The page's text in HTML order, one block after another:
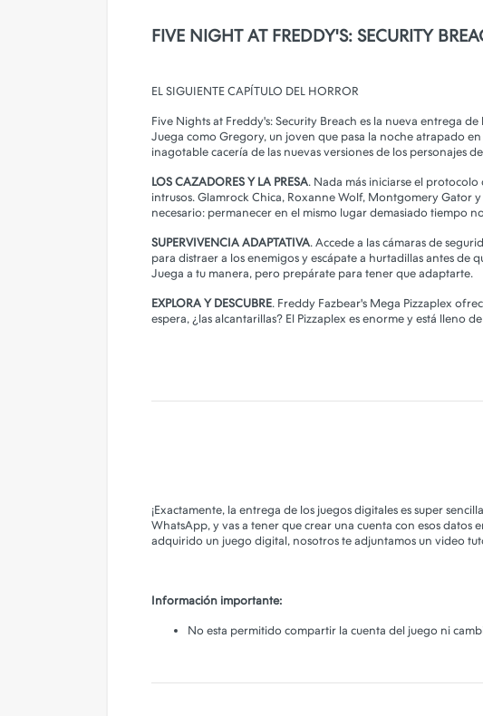
Iluminacion
Parlantes
PERSONALIZA TU FUNDA!
FIVE NIGHT AT FREDDY'S: SECURITY
EL SIGUIENTE CAPÍTULO DEL HORROR
Five Nights at Freddy's: Security Breach es la nueva entrega
Juega como Gregory, un joven que pasa la noche atrapado
inagotable cacería de las nuevas versiones de los personajes
LOS CAZADORES Y LA PRESA. Nada más iniciarse el
intrusos. Glamrock Chica, Roxanne Wolf, Montgomery Gator
necesario: permanecer en el mismo lugar demasiado tiempo
SUPERVIVENCIA ADAPTATIVA. Accede a las cámaras de
para distraer a los enemigos y escápate a hurtadillas antes de
Juega a tu manera, pero prepárate para tener que adaptarte.
EXPLORA Y DESCUBRE. Freddy Fazbear's Mega Pizzaplex
espera, ¿las alcantarillas? El Pizzaplex es enorme y está lleno
¡Exactamente, la entrega de los juegos digitales es super
WhatsApp, y vas a tener que crear una cuenta con esos datos
adquirido un juego digital, nosotros te adjuntamos un video
Información importante:
No esta permitido compartir la cuenta del juego ni